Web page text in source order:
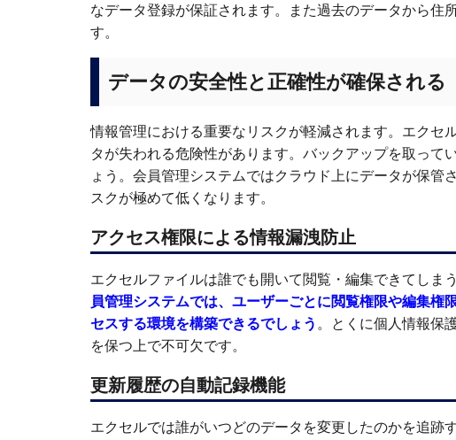
なデータ登録が保証されます。また過去のデータから住
す。
データの安全性と正確性が確保される
情報管理における重要なリスクが軽減されます。エクセ
タが失われる危険性があります。バックアップを取って
ょう。会員管理システムではクラウド上にデータが保管
スクが極めて低くなります。
アクセス権限による情報漏洩防止
エクセルファイルは誰でも開いて閲覧・編集できてしま
員管理システムでは、ユーザーごとに閲覧権限や編集権
セスする環境を構築できるでしょう 。とくに個人情報保
を保つ上で不可欠です。
更新履歴の自動記録機能
エクセルでは誰がいつどのデータを変更したのかを追跡